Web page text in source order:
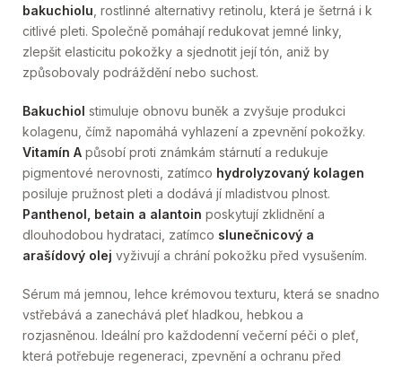
bakuchiolu , rostlinné alternativy retinolu, která je šetrná i k
citlivé pleti. Společně pomáhají redukovat jemné linky,
zlepšit elasticitu pokožky a sjednotit její tón, aniž by
způsobovaly podráždění nebo suchost.
Bakuchiol stimuluje obnovu buněk a zvyšuje produkci
kolagenu, čímž napomáhá vyhlazení a zpevnění pokožky.
Vitamín A působí proti známkám stárnutí a redukuje
pigmentové nerovnosti, zatímco hydrolyzovaný kolagen
posiluje pružnost pleti a dodává jí mladistvou plnost.
Panthenol, betain a alantoin poskytují zklidnění a
dlouhodobou hydrataci, zatímco slunečnicový a
arašídový olej vyživují a chrání pokožku před vysušením.
Sérum má jemnou, lehce krémovou texturu, která se snadno
vstřebává a zanechává pleť hladkou, hebkou a
rozjasněnou. Ideální pro každodenní večerní péči o pleť,
která potřebuje regeneraci, zpevnění a ochranu před